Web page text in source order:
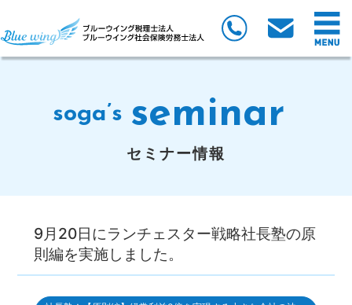
soga’s seminar
セミナー情報
9月20日にランチェスター戦略社長塾の原
則編を実施しました。